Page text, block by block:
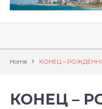
Home КОНЕЦ –
КОНЕЦ –